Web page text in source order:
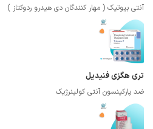
آنتی بیوتیک ( مهار کنندگان دی هیدرو ردوکتاز )
تری هگزی فنیدیل
ضد پارکینسون آنتی کولینرژیک